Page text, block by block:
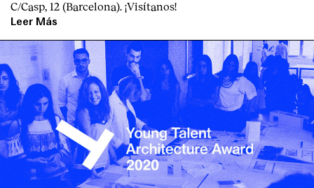
C/Casp, 12 (Barcelona). ¡Visítanos!
Leer Más